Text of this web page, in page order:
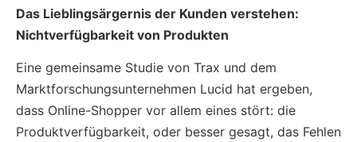
Das Lieblingsärgernis der Kunden verstehen:
Nichtverfügbarkeit von Produkten
Eine gemeinsame Studie von Trax und dem
Marktforschungsunternehmen Lucid hat ergeben,
dass Online-Shopper vor allem eines stört: die
Produktverfügbarkeit, oder besser gesagt, das Fehlen